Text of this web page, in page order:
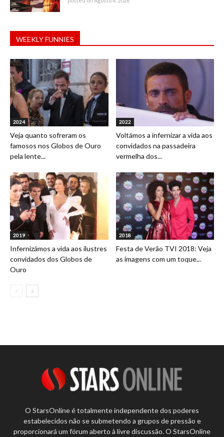
WEEKLY FUNNIES
2024
Veja quanto sofreram os
famosos nos Globos de Ouro
pela lente...
2022
Voltámos a infernizar a vida aos
convidados na passadeira
vermelha dos...
2019
Infernizámos a vida aos ilustres
convidados dos Globos de
Ouro
2018
Festa de Verão TVI 2018: Veja
as imagens com um toque...
O StarsOnline é totalmente independente dos poderes
estabelecidos não se submetendo a grupos de pressão e
proporcionará um fórum aberto à livre discussão. O StarsOnline